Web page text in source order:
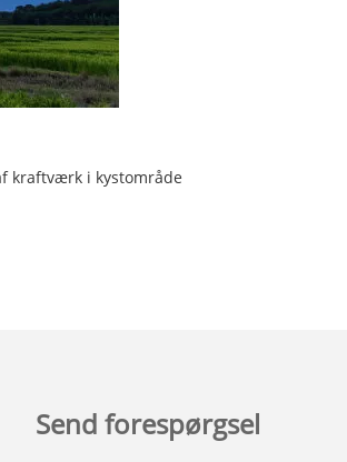
kraftværk i kystområde
Send forespørgsel